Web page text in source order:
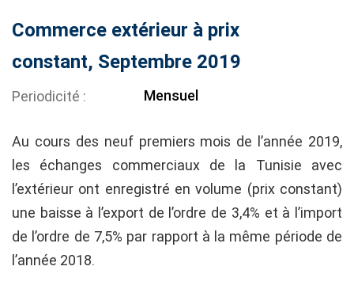
Commerce extérieur à prix
constant, Septembre 2019
Periodicité Mensuel
Au cours des neuf premiers mois de l’année 2019,
les échanges commerciaux de la Tunisie avec
l’extérieur ont enregistré en volume (prix constant)
une baisse à l’export de l’ordre de 3,4% et à l’import
de l’ordre de 7,5% par rapport à la même période de
l’année 2018.